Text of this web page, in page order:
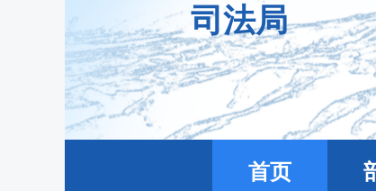
司法局
首页